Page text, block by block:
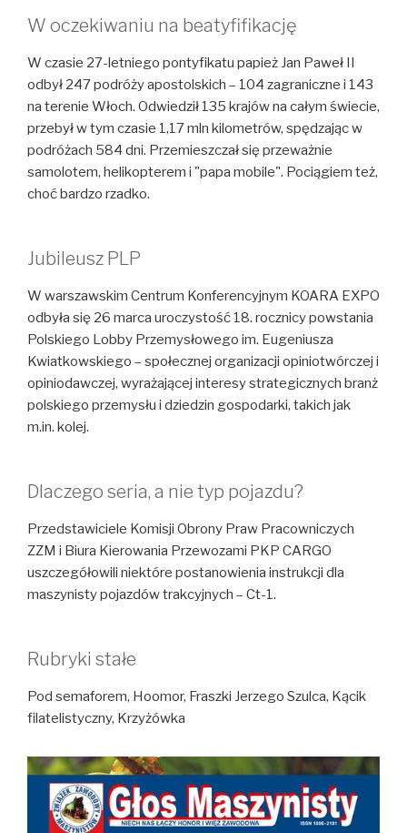
W oczekiwaniu na beatyfifikację
W czasie 27-letniego pontyfikatu papież Jan Paweł II
odbył 247 podróży apostolskich – 104 zagraniczne i 143
na terenie Włoch. Odwiedził 135 krajów na całym świecie,
przebył w tym czasie 1,17 mln kilometrów, spędzając w
podróżach 584 dni. Przemieszczał się przeważnie
samolotem, helikopterem i "papa mobile". Pociągiem też,
choć bardzo rzadko.
Jubileusz PLP
W warszawskim Centrum Konferencyjnym KOARA EXPO
odbyła się 26 marca uroczystość 18. rocznicy powstania
Polskiego Lobby Przemysłowego im. Eugeniusza
Kwiatkowskiego – społecznej organizacji opiniotwórczej i
opiniodawczej, wyrażającej interesy strategicznych branż
polskiego przemysłu i dziedzin gospodarki, takich jak
m.in. kolej.
Dlaczego seria, a nie typ pojazdu?
Przedstawiciele Komisji Obrony Praw Pracowniczych
ZZM i Biura Kierowania Przewozami PKP CARGO
uszczegółowili niektóre postanowienia instrukcji dla
maszynisty pojazdów trakcyjnych – Ct-1.
Rubryki stałe
Pod semaforem, Hoomor, Fraszki Jerzego Szulca, Kącik
filatelistyczny, Krzyżówka